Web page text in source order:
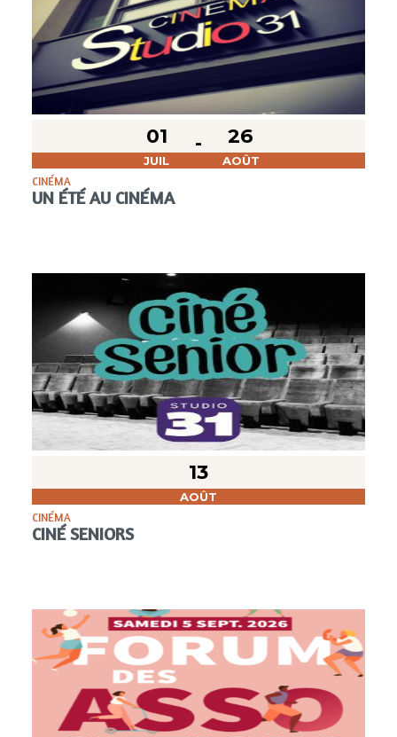
01
JUIL
26
AOÛT
CINÉMA
UN ÉTÉ AU CINÉMA
13
AOÛT
CINÉMA
CINÉ SENIORS